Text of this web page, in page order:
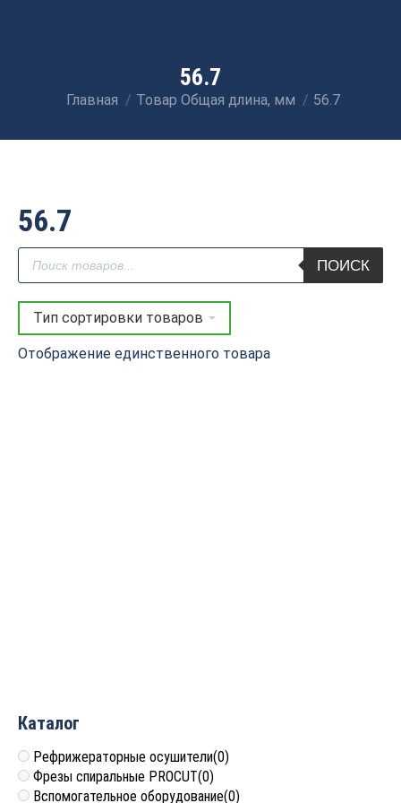
56.7
Вы здесь:
Главная Товар Общая длина, мм 56.7
56.7
Поиск
товаров
ПОИСК
Отображение единственного товара
Каталог
Рефрижераторные осушители(0)
Фрезы спиральные PROCUT(0)
Вспомогательное оборудование(0)